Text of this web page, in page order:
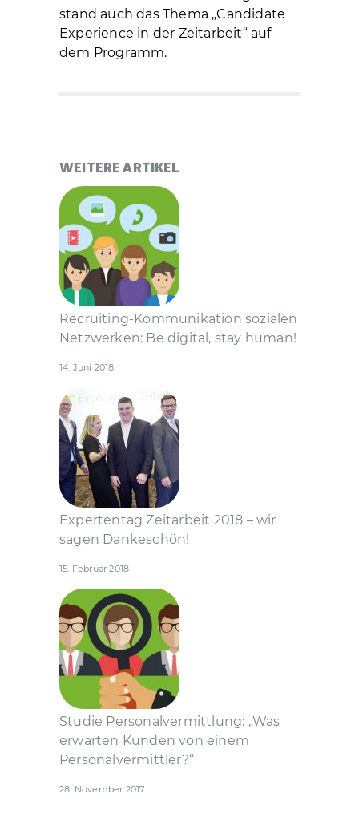
stand auch das Thema „Candidate
Experience in der Zeitarbeit“ auf
dem Programm.
WEITERE ARTIKEL
Recruiting-Kommunikation sozialen
Netzwerken: Be digital, stay human!
14. Juni 2018
Expertentag Zeitarbeit 2018 – wir
sagen Dankeschön!
15. Februar 2018
Studie Personal­vermittlung: „Was
erwarten Kunden von einem
Personal­vermittler?“
28. November 2017